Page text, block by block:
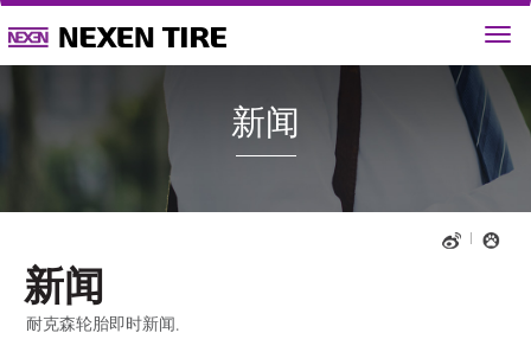
新闻
新闻
耐克森轮胎即时新闻.